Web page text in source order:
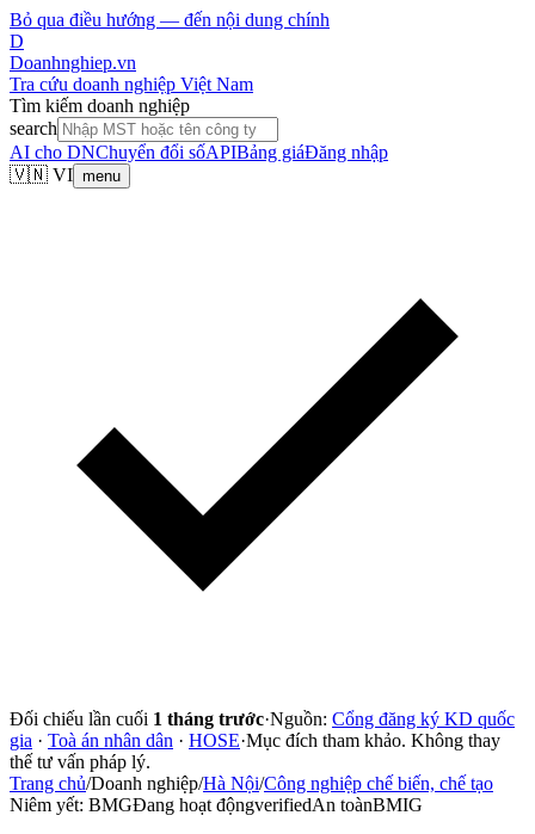
Bỏ qua điều hướng — đến nội dung chính
D
Doanhnghiep.vn
Tra cứu doanh nghiệp Việt Nam
Tìm kiếm doanh nghiệp
search
AI cho DNChuyển đổi sốAPIBảng giáĐăng nhập
🇻🇳 VI menu
Đối chiếu lần cuối 1 tháng trước·Nguồn: Cổng đăng ký KD quốc
gia · Toà án nhân dân · HOSE·Mục đích tham khảo. Không thay
thế tư vấn pháp lý.
Trang chủ/Doanh nghiệp/Hà Nội/Công nghiệp chế biến, chế tạo
Niêm yết: BMGĐang hoạt độngverifiedAn toànBMIG